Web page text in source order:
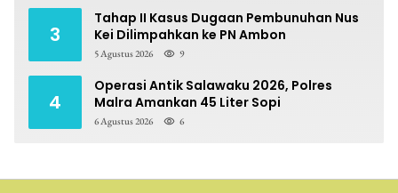
3
Tahap II Kasus Dugaan Pembunuhan Nus
Kei Dilimpahkan ke PN Ambon
5 Agustus 2026 9
4
Operasi Antik Salawaku 2026, Polres
Malra Amankan 45 Liter Sopi
6 Agustus 2026 6